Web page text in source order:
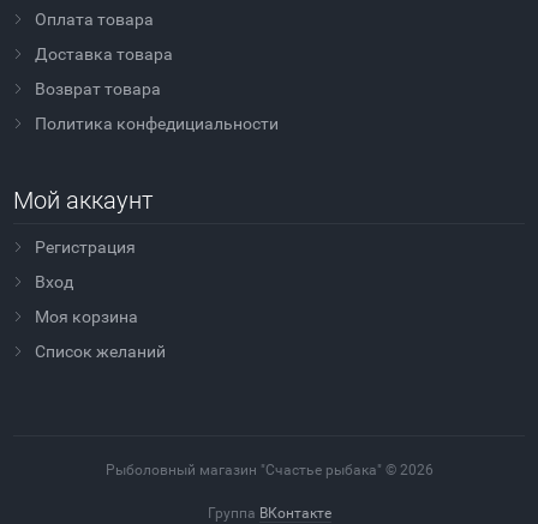
Оплата товара
Доставка товара
Возврат товара
Политика конфедициальности
Мой аккаунт
Регистрация
Вход
Моя корзина
Cписок желаний
Рыболовный магазин "Счастье рыбака" © 2026
Группа ВКонтакте